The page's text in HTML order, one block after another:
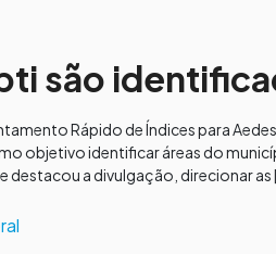
são
Rápido de Índices para
objetivo identificar áreas do
destacou a divulgação, direcionar as